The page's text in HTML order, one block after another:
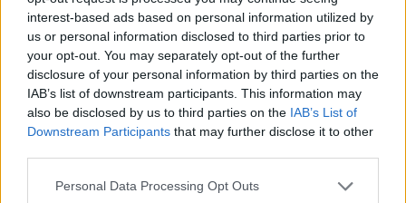
interest-based ads based on personal information utilized by
us or personal information disclosed to third parties prior to
your opt-out. You may separately opt-out of the further
disclosure of your personal information by third parties on the
IAB’s list of downstream participants. This information may
also be disclosed by us to third parties on the IAB’s List of
Downstream Participants that may further disclose it to other
Personal Data Processing Opt Outs
ΔΗΜΟΦΙΛΗ
Ελληνική Αναπτυξιακή Τράπεζα: Με «προίκα» 2
δισ. ευρώ ανοίγει δρόμο για δάνεια έως 5 δισ. σε